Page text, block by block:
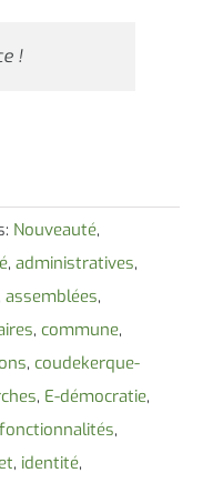
!
Nouveauté,
, administratives,
assemblées,
, commune,
, coudekerque-
, E-démocratie,
fonctionnalités,
, identité,